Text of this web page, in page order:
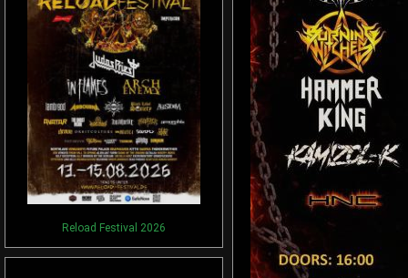
Reload Festival 2026